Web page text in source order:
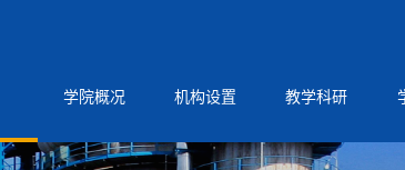
学院概况 机构设置 教学科研